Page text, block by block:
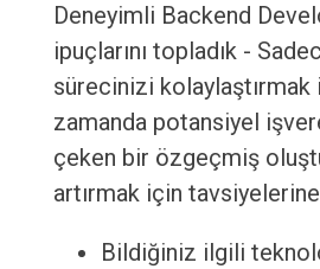
Deneyimli Backend
ipuçlarını topladık -
sürecinizi kolaylaştırmak
zamanda potansiyel
çeken bir özgeçmiş
artırmak için
Bildiğiniz ilgili